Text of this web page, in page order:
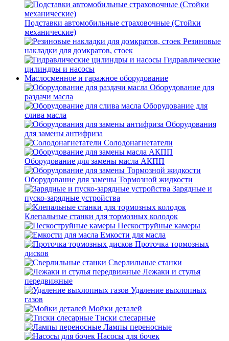
Подставки автомобильные страховочные (Стойки
механические)
Резиновые
накладки для домкратов, стоек
Гидравлические
цилиндры и насосы
Маслосменное и гаражное оборудование
Оборудование для
раздачи масла
Оборудование для
слива масла
Оборудования
для замены антифриза
Солодонагнетатели
Оборудование для замены масла АКПП
Оборудование для замены Тормозной жидкости
Зарядные и
пуско-зарядные устройства
Клепальные станки для тормозных колодок
Пескоструйные камеры
Емкости для масла
Проточка тормозных
дисков
Сверлильные станки
Лежаки и стулья
передвижные
Удаление выхлопных
газов
Мойки деталей
Тиски слесарные
Лампы переносные
Насосы для бочек